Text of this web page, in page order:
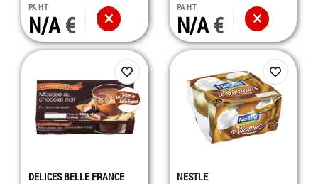
PA HT
N/A
PA HT
N/A
DELICES BELLE FRANCE
NESTLE